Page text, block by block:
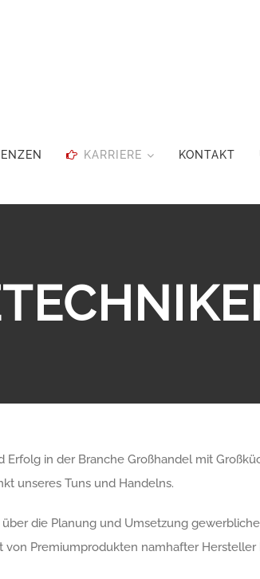
KARRIERE KONTAKT
in der Branche Großhandel mit
unseres Tuns und Handelns.
die Planung und Umsetzung
Premiumprodukten namhafter